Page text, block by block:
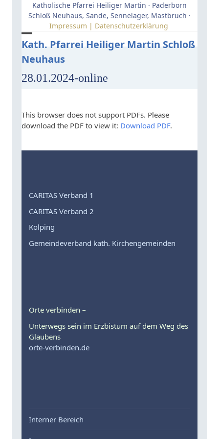
Katholische Pfarrei Heiliger Martin · Paderborn
Schloß Neuhaus, Sande, Sennelager, Mastbruch ·
Impressum | Datenschutzerklärung
Kath. Pfarrei Heiliger Martin Schloß
Neuhaus
Open
mobile
menu
Close
mobile
menu
28.01.2024-online
This browser does not support PDFs. Please
download the PDF to view it: Download PDF.
CARITAS Verband 1
CARITAS Verband 2
Kolping
Gemeindeverband kath. Kirchengemeinden
Orte verbinden –
Unterwegs sein im Erzbistum auf dem Weg des
Glaubens
orte-verbinden.de
Interner Bereich